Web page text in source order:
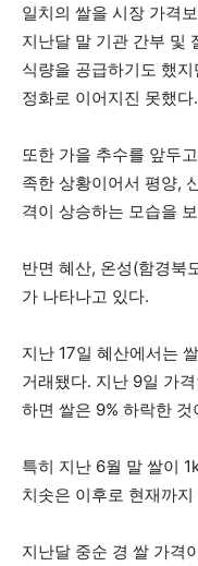
일치의 쌀을 시장 가격
지난달 말 기관 간부 및
식량을 공급하기도 했
정화로 이어지진 못했다.
또한 가을 추수를 앞두
족한 상황이어서 평양,
격이 상승하는 모습을
반면 혜산, 온성(함경북
가 나타나고 있다.
지난 17일 혜산에서는
거래됐다. 지난 9일 가
하면 쌀은 9% 하락한 것
특히 지난 6월 말 쌀이
치솟은 이후로 현재까
지난달 중순 경 쌀 가격